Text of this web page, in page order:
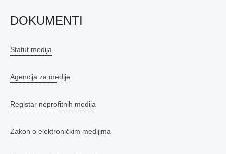
DOKUMENTI
Statut medija
Agencija za medije
Registar neprofitnih medija
Zakon o elektroničkim medijima